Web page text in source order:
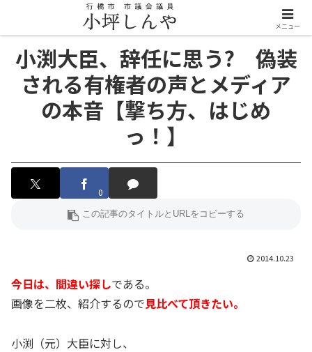
小渕大臣、辞任に思う? 偽装
される有権者の声とメディア
の本音【撃ち方、はじめ
っ！】
0
2014.10.23
今日は、間違い探しである。
画像を二枚、紹介するので見比べて頂きたい。
小渕（元）大臣に対し、
メニュー